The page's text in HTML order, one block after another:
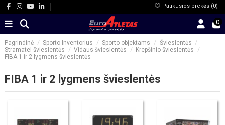
Patikusios prekės (0)
0
Pagrindinė Sporto Inventorius Sporto objektams
Švieslentės
Stramatel švieslentės
Vidaus švieslentės
Krepšinio švieslentės
FIBA 1 ir 2 lygmens švieslentės
FIBA 1 ir 2 lygmens švieslentės